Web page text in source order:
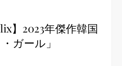
】2023年傑作韓国
ガール」